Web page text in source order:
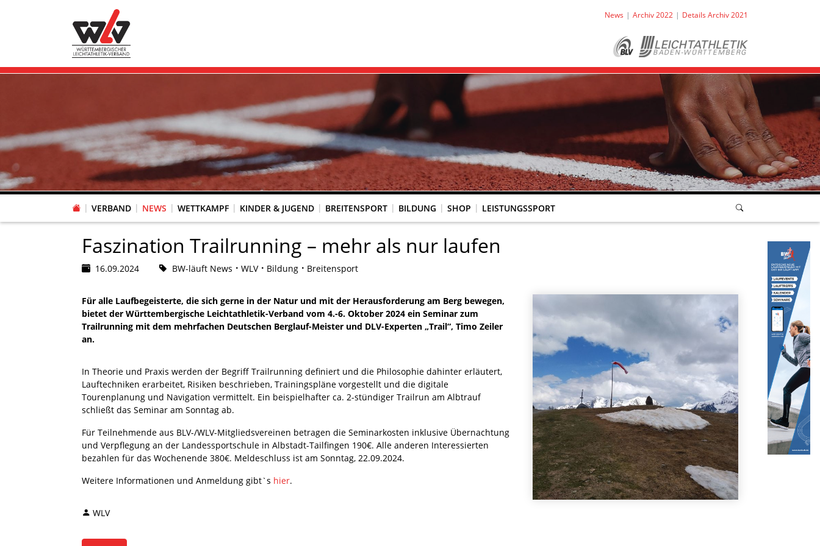
News Archiv 2022 Details Archiv 2021
VERBAND NEWS WETTKAMPF KINDER & JUGEND BREITENSPORT BILDUNG SHOP LEISTUNGSSPORT
Faszination Trailrunning – mehr als nur laufen
16.09.2024 BW-läuft News WLV Bildung Breitensport
Für alle Laufbegeisterte, die sich gerne in der Natur und mit der Herausforderung am Berg bewegen,
bietet der Württembergische Leichtathletik-Verband vom 4.-6. Oktober 2024 ein Seminar zum
Trailrunning mit dem mehrfachen Deutschen Berglauf-Meister und DLV-Experten „Trail“, Timo Zeiler
an.
In Theorie und Praxis werden der Begriff Trailrunning definiert und die Philosophie dahinter erläutert,
Lauftechniken erarbeitet, Risiken beschrieben, Trainingspläne vorgestellt und die digitale
Tourenplanung und Navigation vermittelt. Ein beispielhafter ca. 2-stündiger Trailrun am Albtrauf
schließt das Seminar am Sonntag ab.
Für Teilnehmende aus BLV-/WLV-Mitgliedsvereinen betragen die Seminarkosten inklusive Übernachtung
und Verpflegung an der Landessportschule in Albstadt-Tailfingen 190€. Alle anderen Interessierten
bezahlen für das Wochenende 380€. Meldeschluss ist am Sonntag, 22.09.2024.
Weitere Informationen und Anmeldung gibt`s hier.
WLV